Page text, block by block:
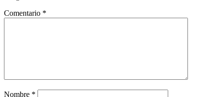
Comentario *
Nombre *